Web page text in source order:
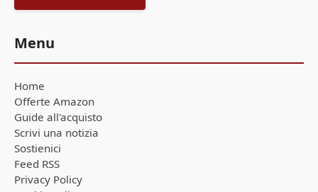
Menu
Home
Offerte Amazon
Guide all'acquisto
Scrivi una notizia
Sostienici
Feed RSS
Privacy Policy